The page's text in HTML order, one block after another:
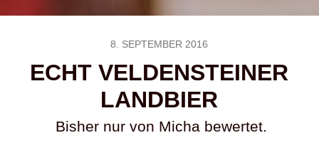
8. SEPTEMBER 2016
ECHT VELDENSTEINER
LANDBIER
Bisher nur von Micha bewertet.